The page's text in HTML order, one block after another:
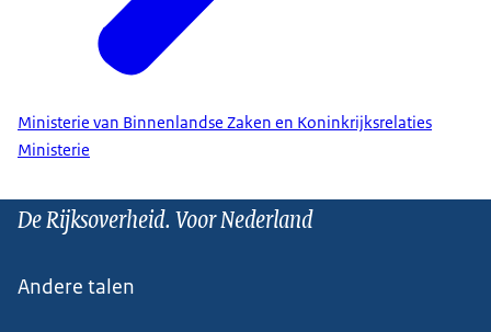
Ministerie van Binnenlandse Zaken en Koninkrijksrelaties
Ministerie
De Rijksoverheid. Voor Nederland
Andere talen